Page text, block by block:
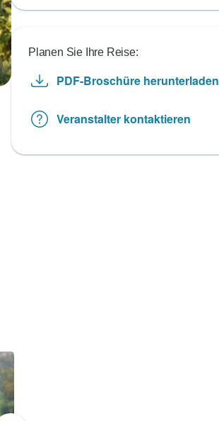
Planen Sie Ihre Reise:
PDF-Broschüre herunterladen
Veranstalter kontaktieren